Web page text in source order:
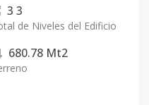
3 3
de Niveles del Edificio
680.78 Mt2